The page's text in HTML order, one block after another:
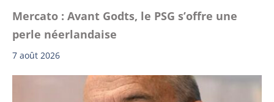
Mercato : Avant Godts, le PSG s’offre une
perle néerlandaise
7 août 2026